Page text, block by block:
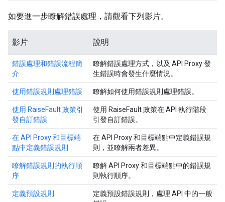
如要進一步瞭解錯誤處理，請觀看下列影片。
影片 說明
錯誤處理和錯誤流程簡
介
瞭解錯誤處理方式，以及 API Proxy 發
生錯誤時會發生什麼情況。
使用錯誤規則處理錯誤 瞭解如何使用錯誤規則處理錯誤。
使用 RaiseFault 政策引
發自訂錯誤
使用 RaiseFault 政策在 API 執行階段
引發自訂錯誤。
在 API Proxy 和目標端
點中定義錯誤規則
在 API Proxy 和目標端點中定義錯誤規
則，並瞭解兩者差異。
瞭解錯誤規則的執行順
序
瞭解 API Proxy 和目標端點中的錯誤規
則執行順序。
定義預設規則
定義預設錯誤規則，處理 API 中的一般